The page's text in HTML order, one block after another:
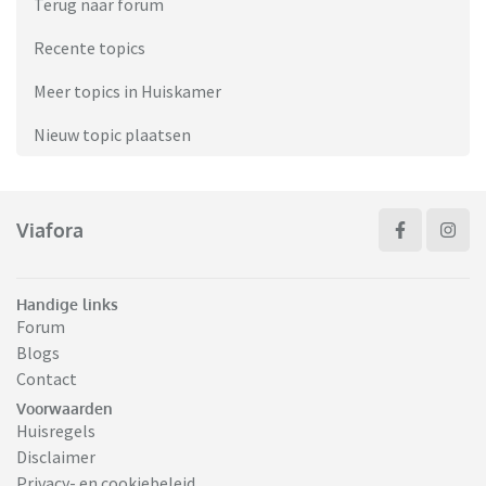
Terug naar forum
Recente topics
Meer topics in Huiskamer
Nieuw topic plaatsen
Viafora
Handige links
Forum
Blogs
Contact
Voorwaarden
Huisregels
Disclaimer